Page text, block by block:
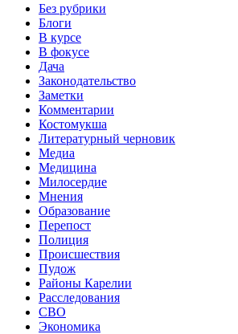
Без рубрики
Блоги
В курсе
В фокусе
Дача
Законодательство
Заметки
Комментарии
Костомукша
Литературный черновик
Медиа
Медицина
Милосердие
Мнения
Образование
Перепост
Полиция
Происшествия
Пудож
Районы Карелии
Расследования
СВО
Экономика